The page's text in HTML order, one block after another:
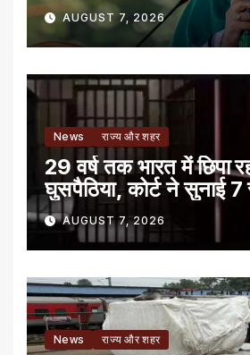
AUGUST 7, 2026
News राज्य और शहर
29 वर्ष तक भारत में छिपा
घुसपैठिया, कोर्ट ने सुनाई
AUGUST 7, 2026
News राज्य और शहर